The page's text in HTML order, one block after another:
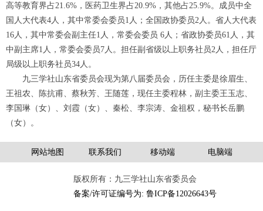
高等教育界占21.6%，医药卫生界占20.9%，其他占25.9%。成员中全
国人大代表4人，其中常委会委员1人；全国政协委员2人。省人大代表
16人，其中常委会副主任1人，常委会委员 6人；省政协委员61人，其
中副主席1人，常委会委员7人。担任副省级以上职务社员2人，担任厅
局级以上职务社员34人。
九三学社山东省委员会现为第八届委员会，历任主委是徐眉生、
王祖农、陈抗甫、蔡秋芳、王随莲，现任主委程林，副主委王玉志、
李国琳（女）、刘霞（女）、秦松、李宗涛、金祖权，秘书长岳鹏
（女）。
网站地图 联系我们 移动端 电脑端
版权所有：九三学社山东省委员会
备案/许可证编号为: 鲁ICP备12026643号